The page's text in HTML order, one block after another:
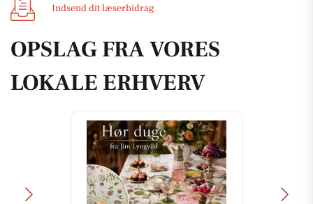
Indsend dit læserbidrag
OPSLAG FRA VORES
LOKALE ERHVERV